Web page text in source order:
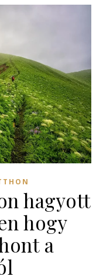
hagyott
hogy
a